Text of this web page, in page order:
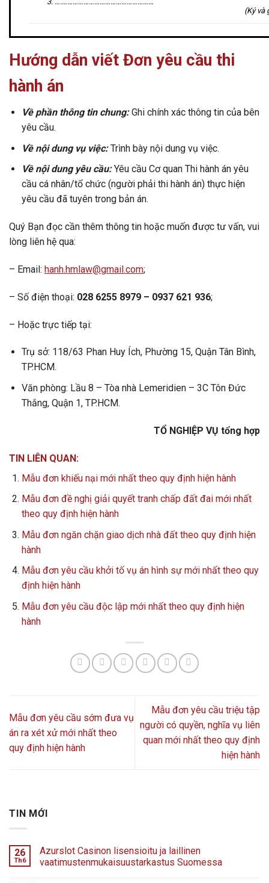
(Kývà
Hướng dẫn viết Đơn yêu cầu thi
hành án
Về phần thông tin chung:Ghi chính xác thông tin của bên
yêu cầu.
Về nội dung vụ việc: Trình bày nội dung vụ việc.
Về nội dung yêu cầu:Yêu cầu Cơ quan Thi hành án yêu
cầu cá nhân/tổ chức (người phải thi hành án) thực hiện
yêu cầu đã tuyên trong bản án.
Quý Bạn đọc cần thêm thông tin hoặc muốn được tư vấn, vui
lòng liên hệ qua:
– Email: hanh.hmlaw@gmail.com;
– Số điện thoại: 028 6255 8979 – 0937 621 936;
– Hoặc trực tiếp tại:
Trụ sở: 118/63 Phan Huy Ích, Phường 15, Quận Tân Bình,
TP.HCM.
Văn phòng: Lầu 8 – Tòa nhà Lemeridien – 3C Tôn Đức
Thắng, Quận 1, TP.HCM.
TỔ NGHIỆP VỤ tổng hợp
TIN LIÊN QUAN:
Mẫu đơn khiếu nại mới nhất theo quy định hiện hành
Mẫu đơn đề nghị giải quyết tranh chấp đất đai mới nhất
theo quy định hiện hành
Mẫu đơn ngăn chặn giao dịch nhà đất theo quy định hiện
hành
Mẫu đơn yêu cầu khởi tố vụ án hình sự mới nhất theo quy
định hiện hành
Mẫu đơn yêu cầu độc lập mới nhất theo quy định hiện
hành
Mẫu đơn yêu cầu sớm đưa vụ
án ra xét xử mới nhất theo
quy định hiện hành
Mẫu đơn yêu cầu triệu tập
người có quyền, nghĩa vụ liên
quan mới nhất theo quy định
hiện hành
TIN MỚI
26
Th6
Azurslot Casinon lisensioitu ja laillinen
vaatimustenmukaisuustarkastus Suomessa